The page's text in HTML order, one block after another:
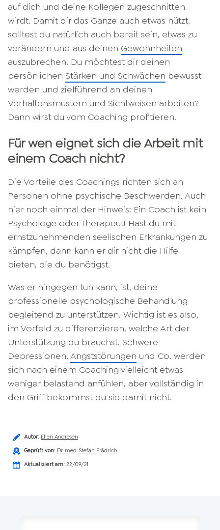
auf dich und deine Kollegen zugeschnitten
wirdt. Damit dir das Ganze auch etwas nützt,
solltest du natürlich auch bereit sein, etwas zu
verändern und aus deinen Gewohnheiten
auszubrechen. Du möchtest dir deinen
persönlichen Stärken und Schwächen bewusst
werden und zielführend an deinen
Verhaltensmustern und Sichtweisen arbeiten?
Dann wirst du vom Coaching profitieren.
Für wen eignet sich die Arbeit mit
einem Coach nicht?
Die Vorteile des Coachings richten sich an
Personen ohne psychische Beschwerden. Auch
hier noch einmal der Hinweis: Ein Coach ist kein
Psychologe oder Therapeut! Hast du mit
ernstzunehmenden seelischen Erkrankungen zu
kämpfen, dann kann er dir nicht die Hilfe
bieten, die du benötigst.
Was er hingegen tun kann, ist, deine
professionelle psychologische Behandlung
begleitend zu unterstützen. Wichtig ist es also,
im Vorfeld zu differenzieren, welche Art der
Unterstützung du brauchst. Schwere
Depressionen, Angststörungen und Co. werden
sich nach einem Coaching vielleicht etwas
weniger belastend anfühlen, aber vollständig in
den Griff bekommst du sie damit nicht.
Autor: Ellen Andresen
Geprüft von: Dr. med. Stefan Frädrich
Aktualisiert am: 22/09/21